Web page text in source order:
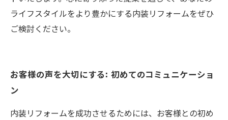
ライフスタイルをより豊かにする内装リフォームをぜひ
ご検討ください。
お客様の声を大切にする: 初めてのコミュニケーショ
ン
内装リフォームを成功させるためには、お客様との初め